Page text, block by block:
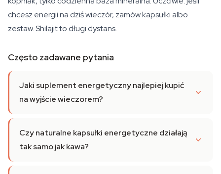
chcesz energii na dziś wieczór, zamów kapsułki albo
zestaw. Shilajit to długi dystans.
Często zadawane pytania
Jaki suplement energetyczny najlepiej kupić
na wyjście wieczorem?
Czy naturalne kapsułki energetyczne działają
tak samo jak kawa?